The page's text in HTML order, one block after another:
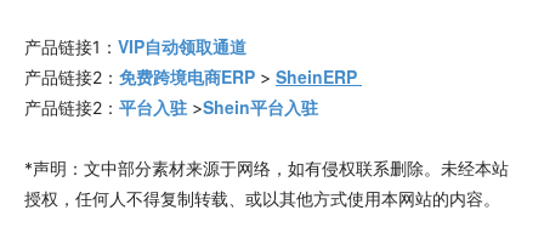
产品链接1： VIP自动领取通道
产品链接2： 免费跨境电商ERP > SheinERP
产品链接2： 平台入驻 >Shein平台入驻
*声明：文中部分素材来源于网络，如有侵权联系删除。未经本站
授权，任何人不得复制转载、或以其他方式使用本网站的内容。